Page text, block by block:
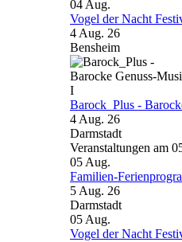
04 Aug.
Vogel der Nacht
4 Aug. 26
Bensheim
Barock_Plus -
4 Aug. 26
Darmstadt
Veranstaltungen am
05 Aug.
Familien-
5 Aug. 26
Darmstadt
05 Aug.
Vogel der Nacht